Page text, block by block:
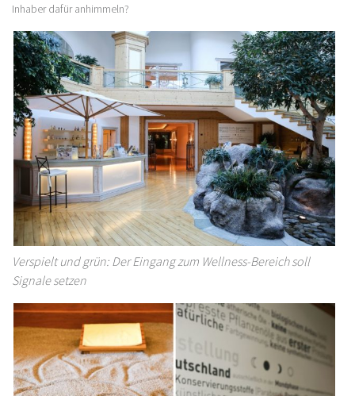
Inhaber dafür anhimmeln?
Verspielt und grün: Der Eingang zum Wellness-Bereich soll
Signale setzen